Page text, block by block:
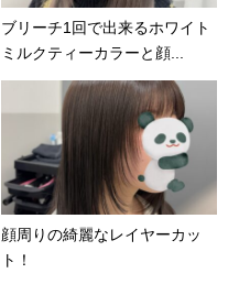
ブリーチ1回で出来るホワイト
ミルクティーカラーと顔...
顔周りの綺麗なレイヤーカッ
ト！